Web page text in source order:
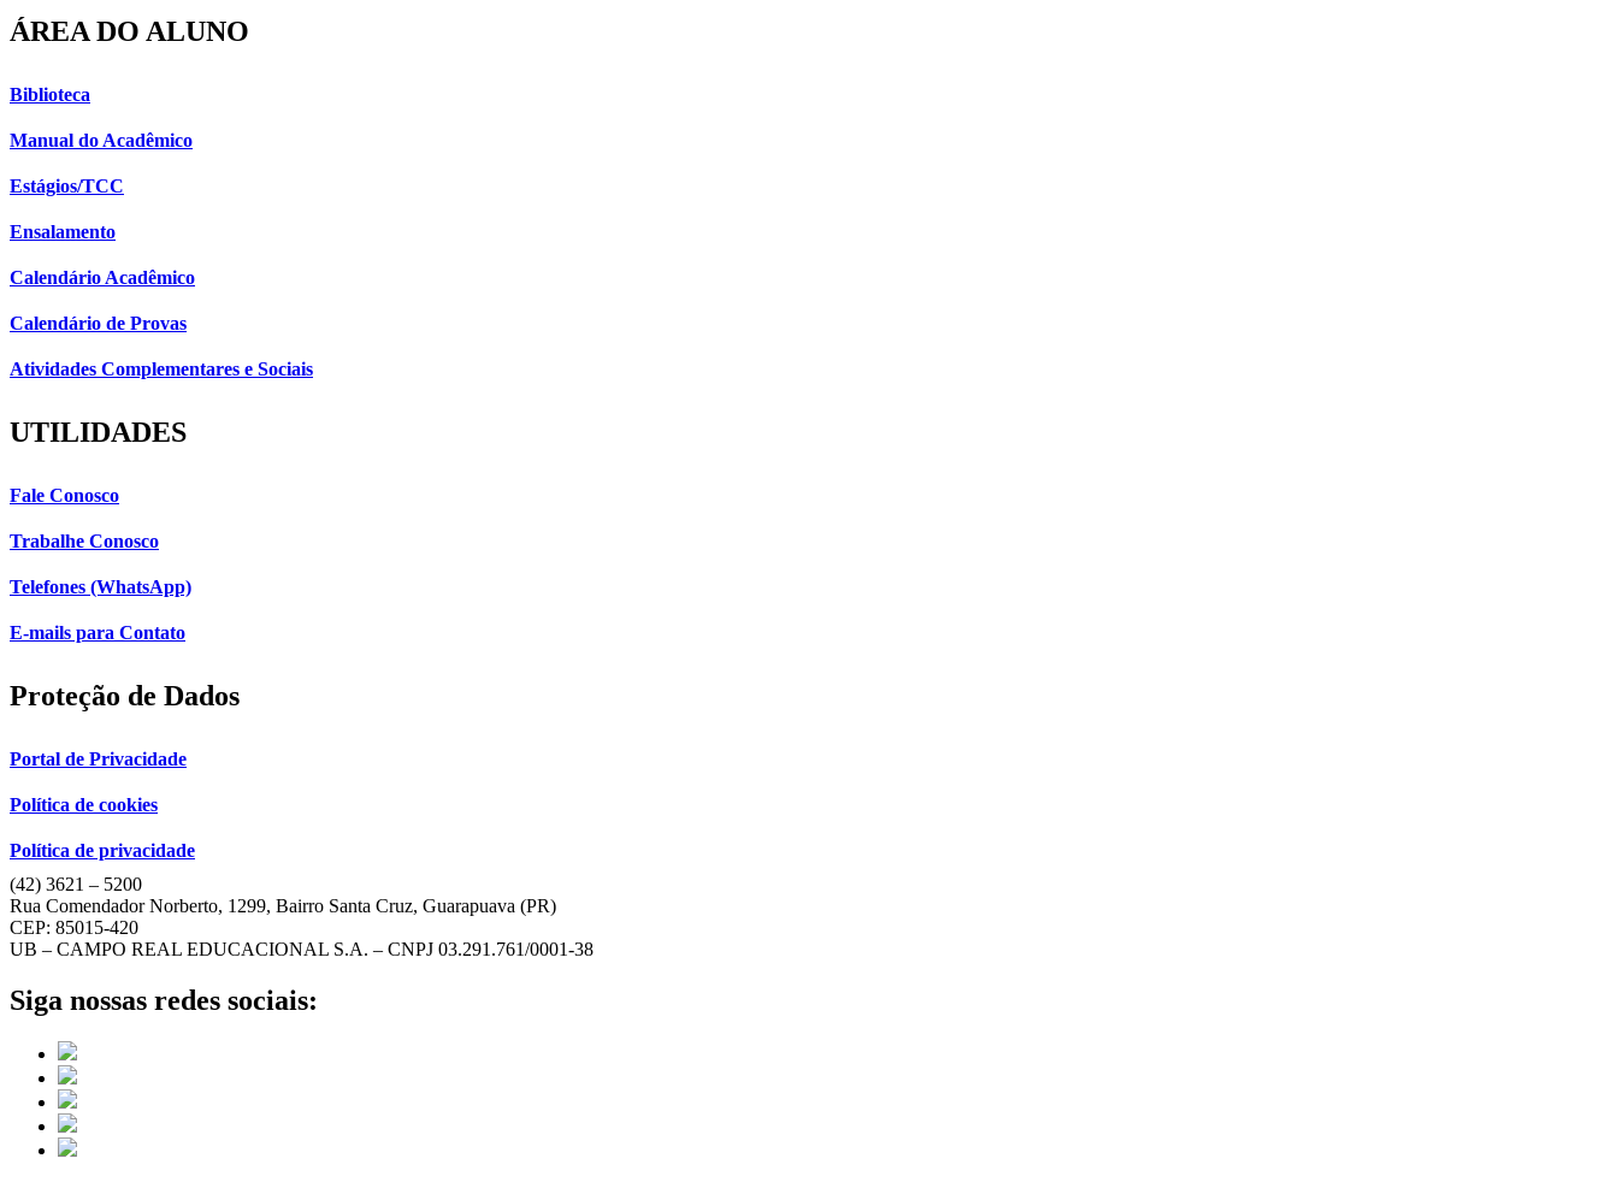
ÁREA DO ALUNO
Biblioteca
Manual do Acadêmico
Estágios/TCC
Ensalamento
Calendário Acadêmico
Calendário de Provas
Atividades Complementares e Sociais
UTILIDADES
Fale Conosco
Trabalhe Conosco
Telefones (WhatsApp)
E-mails para Contato
Proteção de Dados
Portal de Privacidade
Política de cookies
Política de privacidade
(42) 3621 – 5200
Rua Comendador Norberto, 1299, Bairro Santa Cruz, Guarapuava (PR)
CEP: 85015-420
UB – CAMPO REAL EDUCACIONAL S.A. – CNPJ 03.291.761/0001-38
Siga nossas redes sociais: